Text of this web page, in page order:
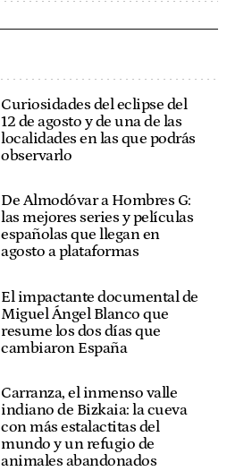
Curiosidades del eclipse del
12 de agosto y de una de las
localidades en las que podrás
observarlo
De Almodóvar a Hombres G:
las mejores series y películas
españolas que llegan en
agosto a plataformas
El impactante documental de
Miguel Ángel Blanco que
resume los dos días que
cambiaron España
Carranza, el inmenso valle
indiano de Bizkaia: la cueva
con más estalactitas del
mundo y un refugio de
animales abandonados